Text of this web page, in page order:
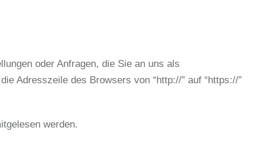
oder Anfragen, die Sie an uns als
Adresszeile des Browsers von “http://” auf “https://”
werden.